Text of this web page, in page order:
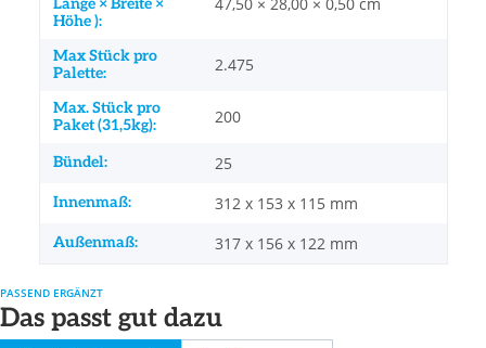
Höhe ):
Max Stück pro
Palette:
2.475
Max. Stück pro
Paket (31,5kg):
200
Bündel: 25
Innenmaß: 312 x 153 x 115 mm
Außenmaß: 317 x 156 x 122 mm
PASSEND ERGÄNZT
Das passt gut dazu